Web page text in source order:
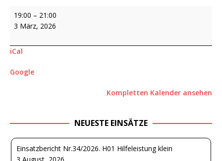
19:00 – 21:00
3 März, 2026
iCal
Google
Kompletten Kalender ansehen
NEUESTE EINSÄTZE
Einsatzbericht Nr.34/2026. H01 Hilfeleistung klein